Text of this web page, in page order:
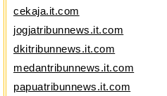
cekaja.it.com
jogjatribunnews.it.com
dkitribunnews.it.com
medantribunnews.it.com
papuatribunnews.it.com